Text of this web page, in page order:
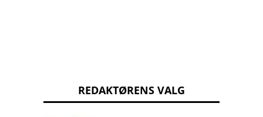
REDAKTØRENS VALG